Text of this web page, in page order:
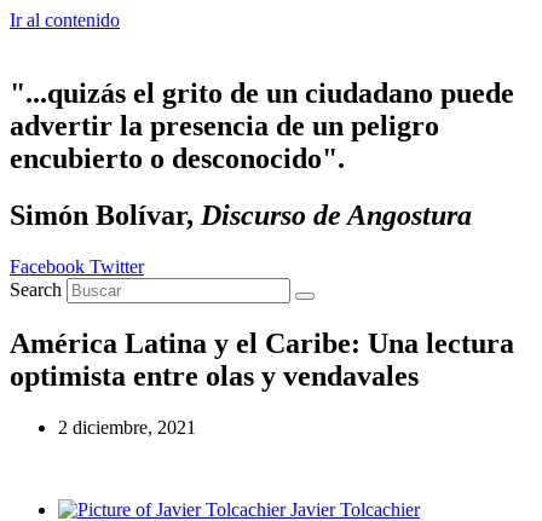
Ir al contenido
"...quizás el grito de un ciudadano puede
advertir la presencia de un peligro
encubierto o desconocido".
Simón Bolívar, Discurso de Angostura
Facebook Twitter
Search
América Latina y el Caribe: Una lectura
optimista entre olas y vendavales
2 diciembre, 2021
Javier Tolcachier